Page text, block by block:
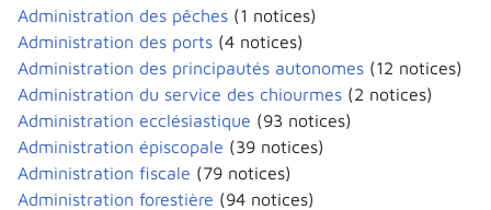
Administration des pêches (1 notices)
Administration des ports (4 notices)
Administration des principautés autonomes (12 notices)
Administration du service des chiourmes (2 notices)
Administration ecclésiastique (93 notices)
Administration épiscopale (39 notices)
Administration fiscale (79 notices)
Administration forestière (94 notices)